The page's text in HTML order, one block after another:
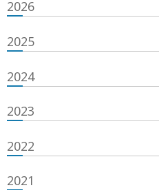
2026
2025
2024
2023
2022
2021